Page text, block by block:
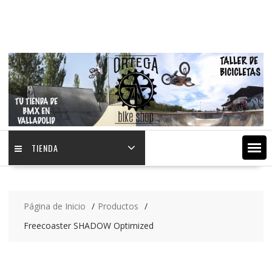
TIENDA
Página de Inicio
Productos
Freecoaster SHADOW Optimized